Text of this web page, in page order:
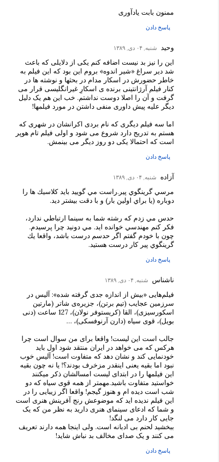
ممنون بابت یادآوری
پاسخ دادن
وحید شنبه, ۰۴ دی, ۱۳۸۹
این را نیز بد نیست اضافه کنم یکی از دلایلی که باعث
شد دیر سراغ «شیر اندوه» بروم این بود که این فیلم به
خاطر حضورش در اسکار مدام در بحثها و نوشته ها در
کنار فیلم آرژانتینی برنده ی اسکارِ غیرانگلیسی قرار می
گرفت و آن را اصلا دوست نداشتم. خب این هم یک دلیل
دیگر علیه پیش داوری منفی داشتن در مورد فیلمها!
اما سه فیلم دیگری که نام بردی اکرانشان در شهری که
هستم به تدریج دارد شروع می شود و اولی فیلم تام هوپر
است که احتمالا یکی دو روز دیگر می بینمش.
پاسخ دادن
آزاده شنبه, ۰۴ دی, ۱۳۸۹
مرسي گرينگوي پير.راست مي گوييد بايد كلاسيك ها را
دوباره (يا براي اولين بار) و با دقت بيشتر ديد.
حدس مي زدم كه رشته شما به سينما ارتباطي ندارد،
فكر كنم مهندسي خوانده ايد. مي دونيد چرا پرسيدم.
چون با خودم گفتم اگر حدسم درست باشد، واقعا يك
گرينگوي پير كار درست هستيد.
پاسخ دادن
ناشناس شنبه, ۰۴ دی, ۱۳۸۹
فیلم‌هایی «بیش از اندازه جدی گرفته شده»: آلیس در
سرزمین عجایب (تیم برتن)، جزیره‌ی شاتر (مارتین
اسکورسیزی)، القا (کریستوفر نولان)، 127 ساعت (دنی
بویل)، قوی سیاه (دارن آرنوفسکی)، …
جالب است این لیست! واقعا برای من سوال است چرا
هرکس که می خواهد در ایران منتقد شود اول باید
خودنمایی کند و نشان دهد که متفاوت است! آلیس خوب
نبود اما بقیه یعنی اینقدر مزخرف بودند؟! یا نه چون بقیه
این فیلمها را در ابتدای لیست امسالشان ذکر میکنند
خواستید متفاوت باشید.مهمتر از همه قوی سیاه که دو
شب است دیده ام و هنوز گیجم! واقعا اگر زیبایی را در
این فیلم ندیده اید که موضوعش رنج آفرینش هنری است
و شما که ادعای سینمای هنری دارید به نظر من که یک
جایی کار دارد می لنگد!
ببخشید لحنم بی ادبانه است. ولی اینجا همه دارند تعریف
می کنند و یک صدای مخالف بد نباش شاید!
پاسخ دادن